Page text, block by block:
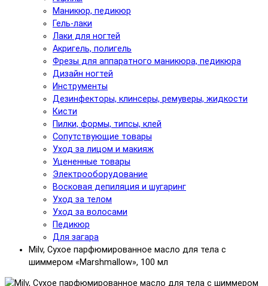
Маникюр, педикюр
Гель-лаки
Лаки для ногтей
Акригель, полигель
Фрезы для аппаратного маникюра, педикюра
Дизайн ногтей
Инструменты
Дезинфекторы, клинсеры, ремуверы, жидкости
Кисти
Пилки, формы, типсы, клей
Сопутствующие товары
Уход за лицом и макияж
Уцененные товары
Электрооборудование
Восковая депиляция и шугаринг
Уход за телом
Уход за волосами
Педикюр
Для загара
Milv, Сухое парфюмированное масло для тела с
шиммером «Marshmallow», 100 мл